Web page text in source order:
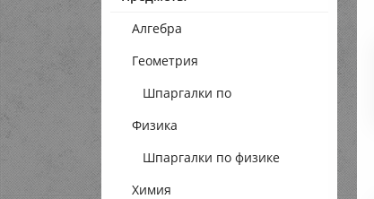
Алгебра
Геометрия
Шпаргалки по
геометрии
Физика
Шпаргалки по физике
Химия